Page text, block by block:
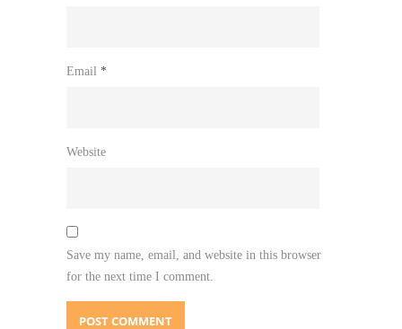
Email *
Website
Save my name, email, and website in this browser
for the next time I comment.